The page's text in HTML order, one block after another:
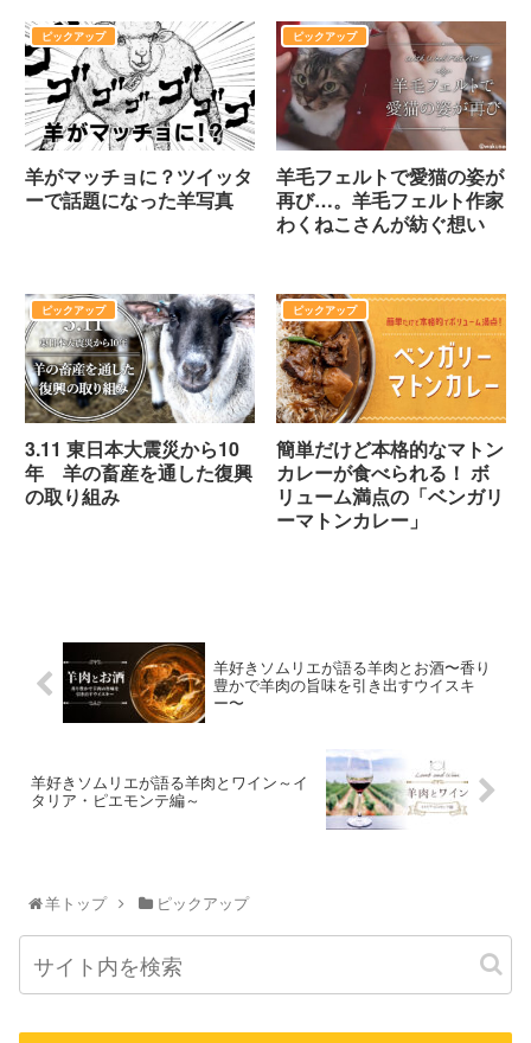
ピックアップ
羊がマッチョに？ツイッタ
ーで話題になった羊写真
ピックアップ
羊毛フェルトで愛猫の姿が
再び…。羊毛フェルト作家
わくねこさんが紡ぐ想い
ピックアップ
3.11 東日本大震災から10
年 羊の畜産を通した復興
の取り組み
ピックアップ
簡単だけど本格的なマトン
カレーが食べられる！ ボ
リューム満点の「ベンガリ
ーマトンカレー」
羊好きソムリエが語る羊肉とお酒〜香り
豊かで羊肉の旨味を引き出すウイスキ
ー〜
羊好きソムリエが語る羊肉とワイン～イ
タリア・ピエモンテ編～
羊トップ ピックアップ